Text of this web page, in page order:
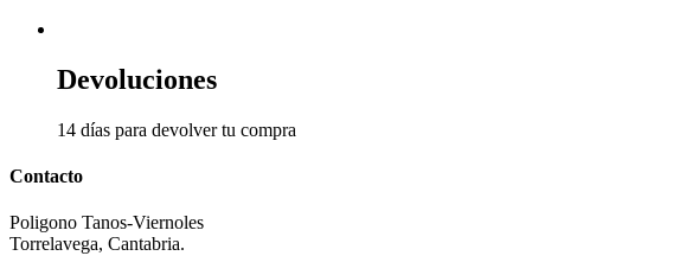
Devoluciones
14 días para devolver tu compra
Contacto
Poligono Tanos-Viernoles
Torrelavega, Cantabria.